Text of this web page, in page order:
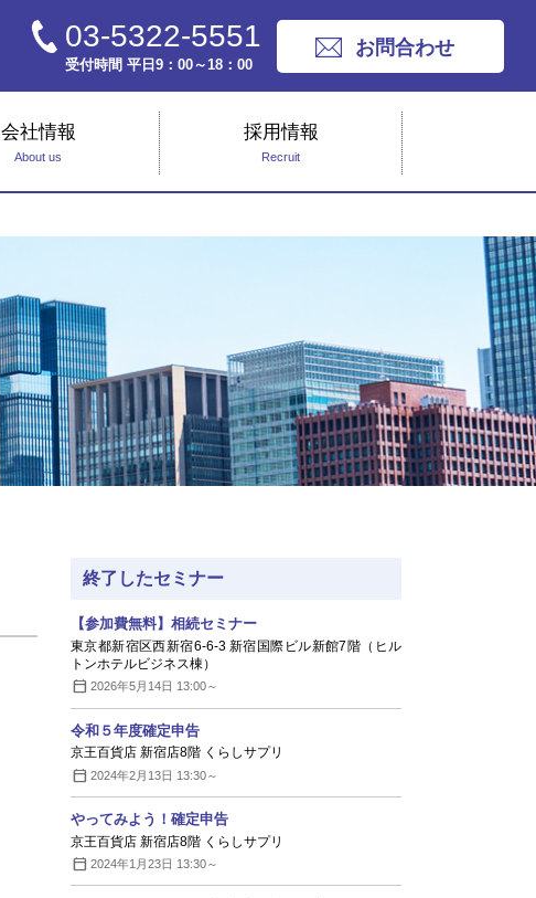
03-5322-5551
受付時間 平日9：00～18：00
お問合わせ
会社情報
About us
採用情報
Recruit
終了したセミナー
【参加費無料】相続セミナー
東京都新宿区西新宿6-6-3 新宿国際ビル新館7階（ヒル
トンホテルビジネス棟）
2026年5月14日 13:00～
令和５年度確定申告
京王百貨店 新宿店8階 くらしサプリ
2024年2月13日 13:30～
やってみよう！確定申告
京王百貨店 新宿店8階 くらしサプリ
2024年1月23日 13:30～